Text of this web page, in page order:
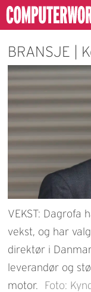
BRANSJE |
VEKST: Dagrofa
vekst, og har
direktør i
leverandør og
motor.
Foto: